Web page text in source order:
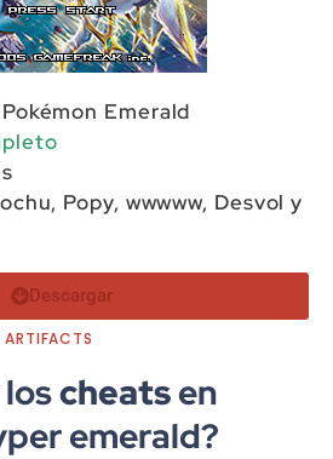
Pokémon Emerald
Popy, wwwww, Desvol y
Descargar
cheatsen
emerald?